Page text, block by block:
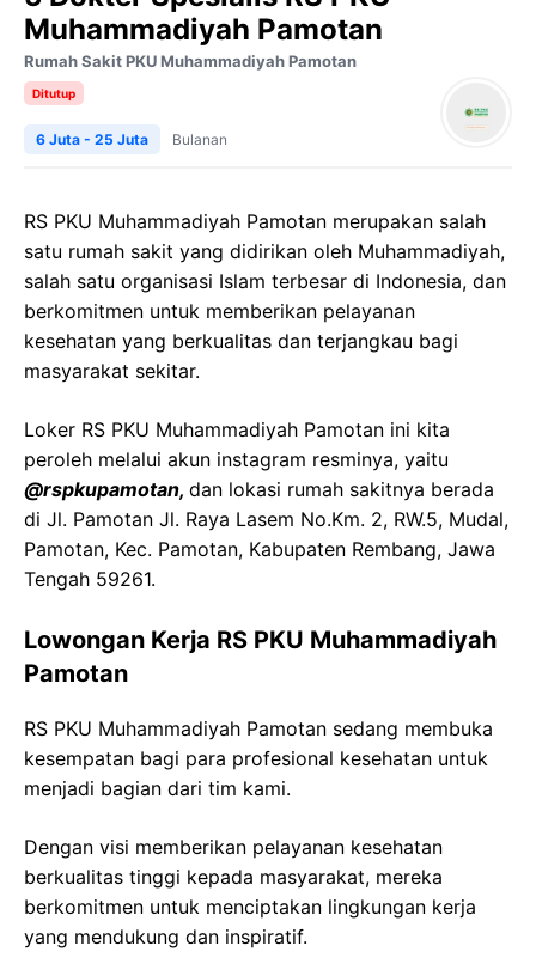
Muhammadiyah Pamotan
Rumah Sakit PKU Muhammadiyah Pamotan
Ditutup
6 Juta - 25 Juta Bulanan
RS PKU Muhammadiyah Pamotan merupakan salah
satu rumah sakit yang didirikan oleh Muhammadiyah,
salah satu organisasi Islam terbesar di Indonesia, dan
berkomitmen untuk memberikan pelayanan
kesehatan yang berkualitas dan terjangkau bagi
masyarakat sekitar.
Loker RS PKU Muhammadiyah Pamotan ini kita
peroleh melalui akun instagram resminya, yaitu
@rspkupamotan, dan lokasi rumah sakitnya berada
di Jl. Pamotan Jl. Raya Lasem No.Km. 2, RW.5, Mudal,
Pamotan, Kec. Pamotan, Kabupaten Rembang, Jawa
Tengah 59261.
Lowongan Kerja RS PKU Muhammadiyah
Pamotan
RS PKU Muhammadiyah Pamotan sedang membuka
kesempatan bagi para profesional kesehatan untuk
menjadi bagian dari tim kami.
Dengan visi memberikan pelayanan kesehatan
berkualitas tinggi kepada masyarakat, mereka
berkomitmen untuk menciptakan lingkungan kerja
yang mendukung dan inspiratif.